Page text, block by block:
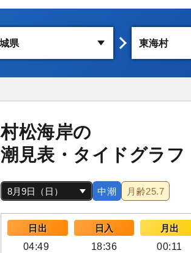
村松海岸の
潮見表・タイドグラフ
中潮 月齢25.7
日出 日入 月出
04:49
18:36 00:11